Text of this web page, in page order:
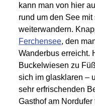
kann man von hier
rund um den See
weiterwandern.
Ferchensee, den
Wanderbus erreicht.
Buckelwiesen zu
sich im glasklaren –
sehr erfrischenden
Gasthof am